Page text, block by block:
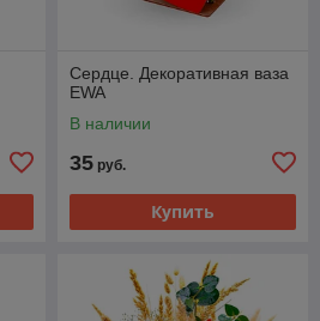
Сердце. Декоративная ваза
EWA
В наличии
35 руб.
Купить